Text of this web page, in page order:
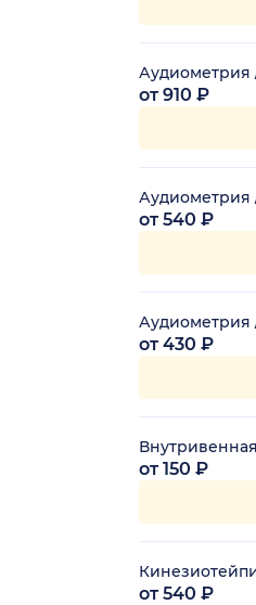
Аудиометрия
от 910 ₽
Аудиометрия
от 540 ₽
Аудиометрия
от 430 ₽
от 150 ₽
от 540 ₽